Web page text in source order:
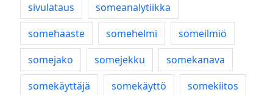
sivulataus
someanalytiikka
somehaaste
somehelmi
someilmiö
somejako
somejekku
somekanava
somekäyttäjä
somekäyttö
somekiitos